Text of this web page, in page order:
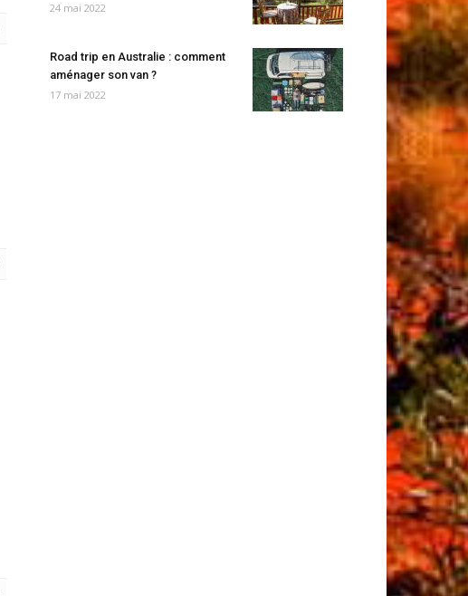
24 mai 2022
Road trip en Australie : comment
aménager son van ?
17 mai 2022